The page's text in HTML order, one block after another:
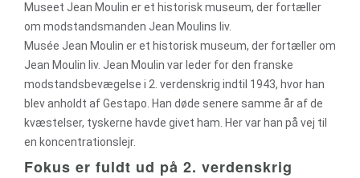
Museet Jean Moulin er et historisk museum, der fortæller
om modstandsmanden Jean Moulins liv.
Musée Jean Moulin er et historisk museum, der fortæller om
Jean Moulin liv. Jean Moulin var leder for den franske
modstandsbevægelse i 2. verdenskrig indtil 1943, hvor han
blev anholdt af Gestapo. Han døde senere samme år af de
kvæstelser, tyskerne havde givet ham. Her var han på vej til
en koncentrationslejr.
Fokus er fuldt ud på 2. verdenskrig